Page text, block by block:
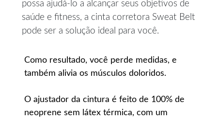
possa ajudá-lo a alcançar seus objetivos de
saúde e fitness, a cinta corretora Sweat Belt
pode ser a solução ideal para você.
Como resultado, você perde medidas, e
também alivia os músculos doloridos.
O ajustador da cintura é feito de 100% de
neoprene sem látex térmica, com um